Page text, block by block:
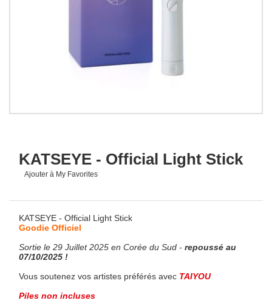
KATSEYE - Official Light Stick
Ajouter à My Favorites
KATSEYE - Official Light Stick
Goodie Officiel
Sortie le 29 Juillet 2025 en Corée du Sud - repoussé au
07/10/2025 !
Vous soutenez vos artistes préférés avec TAIYOU
Piles non incluses